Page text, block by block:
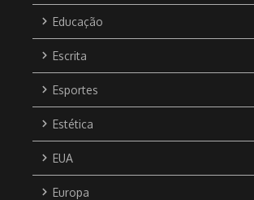
Educação
Escrita
Esportes
Estética
EUA
Europa